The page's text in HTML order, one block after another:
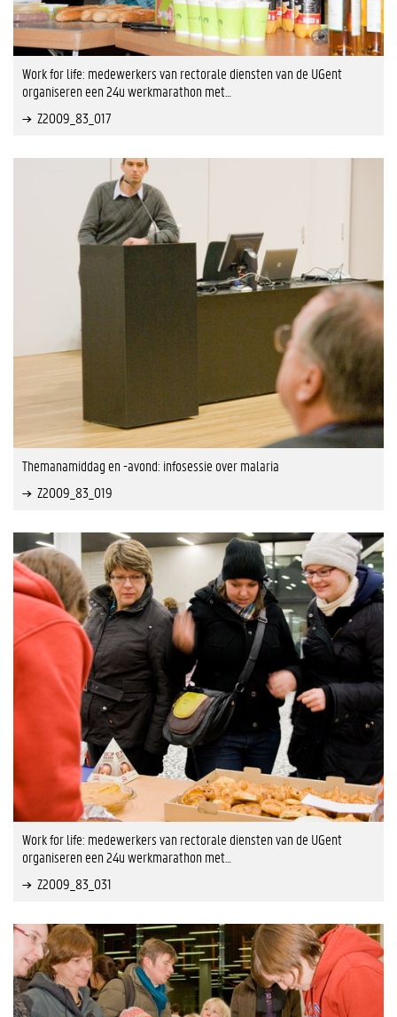
Work for life: medewerkers van rectorale diensten van de UGent
organiseren een 24u werkmarathon met…
Z2009_83_017
Themanamiddag en -avond: infosessie over malaria
Z2009_83_019
Work for life: medewerkers van rectorale diensten van de UGent
organiseren een 24u werkmarathon met…
Z2009_83_031